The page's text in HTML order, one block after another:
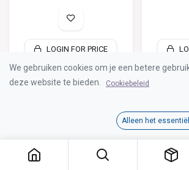
LOGIN FOR PRICE
We gebruiken cookies om je een betere
deze website te bieden.
Cookiebeleid
Alleen het